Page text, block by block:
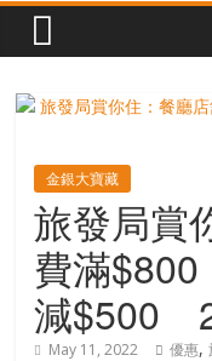
命
的
寶
藏
金
銀
島
金銀大寶藏
旅發局賞
費滿
減$500
May 11, 2022 優惠,